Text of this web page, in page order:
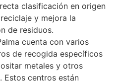
clasificación en origen
y mejora la
de residuos.
cuenta con varios
de recogida específicos
metales y otros
Estos centros están